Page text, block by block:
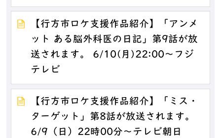
【行方市ロケ支援作品紹介】「アンメ
ット ある脳外科医の日記」第9話が放
送されます。 6/10(月)22:00～フジ
テレビ
【行方市ロケ支援作品紹介】「ミス・
ターゲット」第8話が放送されます。
6/9（日）22時00分～テレビ朝日